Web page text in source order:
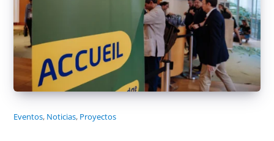
Eventos, Noticias, Proyectos